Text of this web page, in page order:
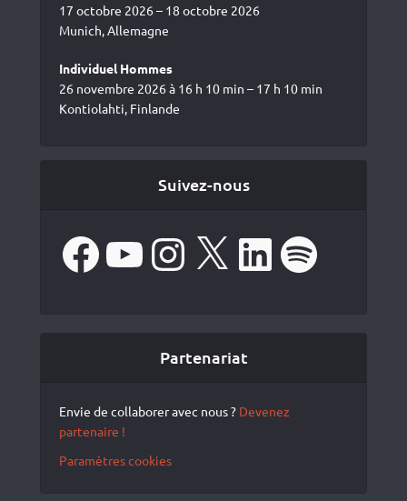
17 octobre 2026 – 18 octobre 2026
Munich, Allemagne
Individuel Hommes
26 novembre 2026 à 16 h 10 min – 17 h 10 min
Kontiolahti, Finlande
Suivez-nous
FacebookYouTube Instagram LinkedIn Spotify
Partenariat
Envie de collaborer avec nous ? Devenez
partenaire !
Paramètres cookies